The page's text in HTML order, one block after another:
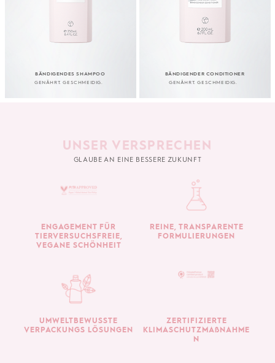
BÄNDIGENDES SHAMPOO
GENÄHRT. GESCHMEIDIG.
BÄNDIGENDER CONDITIONER
GENÄHRT. GESCHMEIDIG.
UNSER VERSPRECHEN
GLAUBE AN EINE BESSERE ZUKUNFT
ENGAGEMENT FÜR
TIERVERSUCHSFREIE,
VEGANE SCHÖNHEIT
REINE, TRANSPARENTE
FORMULIERUNGEN
UMWELTBEWUSSTE
VERPACKUNGS LÖSUNGEN
ZERTIFIZIERTE
KLIMASCHUTZMAßNAHME
N